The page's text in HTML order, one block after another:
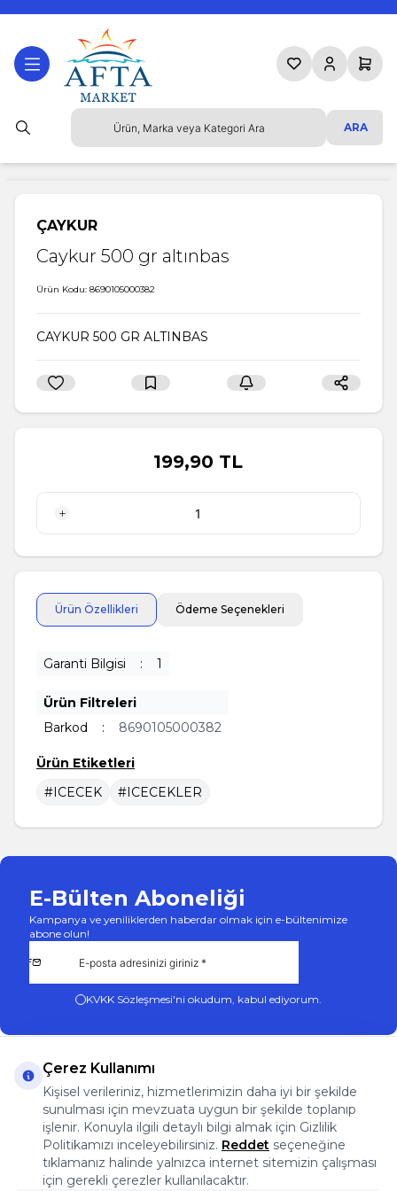
ARA
Favorilerim
HesabımSepetim
ÇAYKUR
Caykur 500 gr altınbas
Ürün Kodu: 8690105000382
CAYKUR 500 GR ALTINBAS
199,90 TL
Ürün Özellikleri Ödeme Seçenekleri
Garanti Bilgisi : 1
Ürün Filtreleri
Barkod
: 8690105000382
Ürün Etiketleri
#ICECEK
#ICECEKLER
E-Bülten Aboneliği
Kampanya ve yeniliklerden haberdar olmak için e-bültenimize
abone olun!
KVKK Sözleşmesi'ni okudum, kabul ediyorum.
App StorePlay Store
FacebookInstagram
Önemli Bilgiler
Önemli Bilgiler
Hızlı Erişim
Çerez Kullanımı
Kişisel verileriniz, hizmetlerimizin daha iyi bir şekilde
sunulması için mevzuata uygun bir şekilde toplanıp
işlenir. Konuyla ilgili detaylı bilgi almak için Gizlilik
Politikamızı inceleyebilirsiniz. Reddet seçeneğine
tıklamanız halinde yalnızca internet sitemizin çalışması
için gerekli çerezler kullanılacaktır.